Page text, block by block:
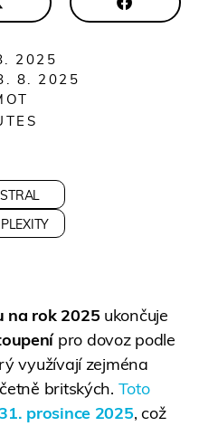
2025
8. 2025
na rok 2025 ukončuje
pro dovoz podle
využívají zejména
britských. Toto
prosince 2025, což